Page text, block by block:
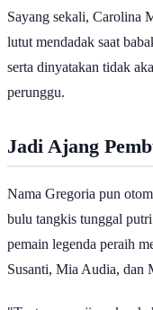
Sayang sekali, Carolina
lutut mendadak saat
serta dinyatakan tidak
perunggu.
Jadi Ajang
Nama Gregoria pun
bulu tangkis tunggal
pemain legenda peraih
Susanti, Mia Audia, dan